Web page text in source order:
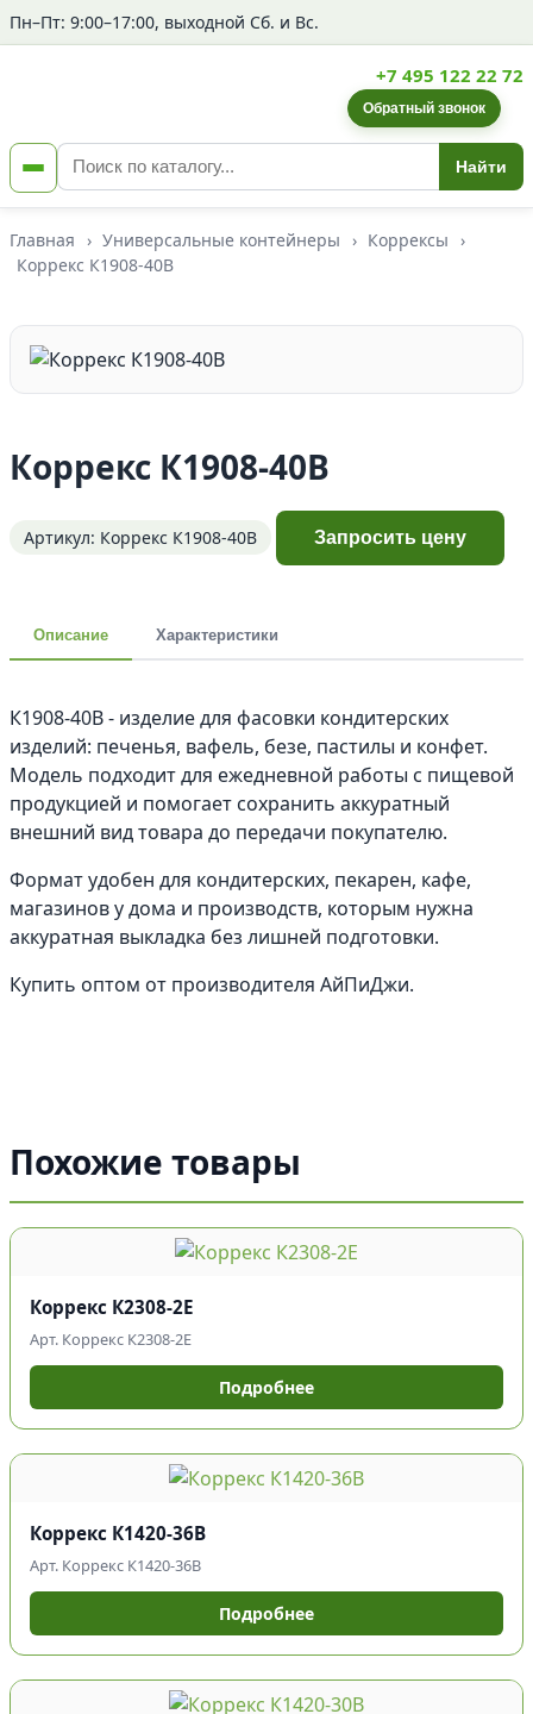
Пн–Пт: 9:00–17:00, выходной Сб. и Вс.
Найти
+7 495 122 22 72
Обратный звонок
Главная › Универсальные контейнеры › Коррексы ›
Коррекс К1908-40В
Коррекс К1908-40В
Артикул: Коррекс К1908-40В Запросить цену
Описание Характеристики
К1908-40В - изделие для фасовки кондитерских
изделий: печенья, вафель, безе, пастилы и конфет.
Модель подходит для ежедневной работы с пищевой
продукцией и помогает сохранить аккуратный
внешний вид товара до передачи покупателю.
Формат удобен для кондитерских, пекарен, кафе,
магазинов у дома и производств, которым нужна
аккуратная выкладка без лишней подготовки.
Купить оптом от производителя АйПиДжи.
Похожие товары
Коррекс К2308-2Е
Арт. Коррекс К2308-2Е
Подробнее
Коррекс К1420-36В
Арт. Коррекс К1420-36В
Подробнее